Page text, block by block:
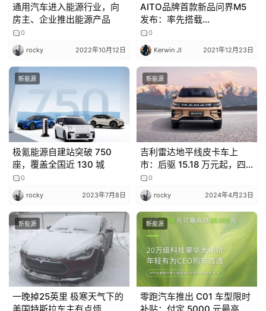
通用汽车进入能源行业，向
房主、企业推出能源产品
0
rocky 2022年10月12日
AITO品牌首款新品问界M5
发布：率先搭载
HarmonyOS智能座舱
0
Kerwin JI 2021年12月23日
新能源
极氪能源自建站突破 750
座，覆盖全国近 130 城
0
rocky 2023年7月8日
新能源
吉利雷达地平线皮卡车上
市：后驱 15.18 万元起，四
驱 18.18 万元起
0
rocky 2024年4月23日
新能源
一晚掉25英里 极寒天气下的
新能源
零跑汽车推出 C01 车型限时